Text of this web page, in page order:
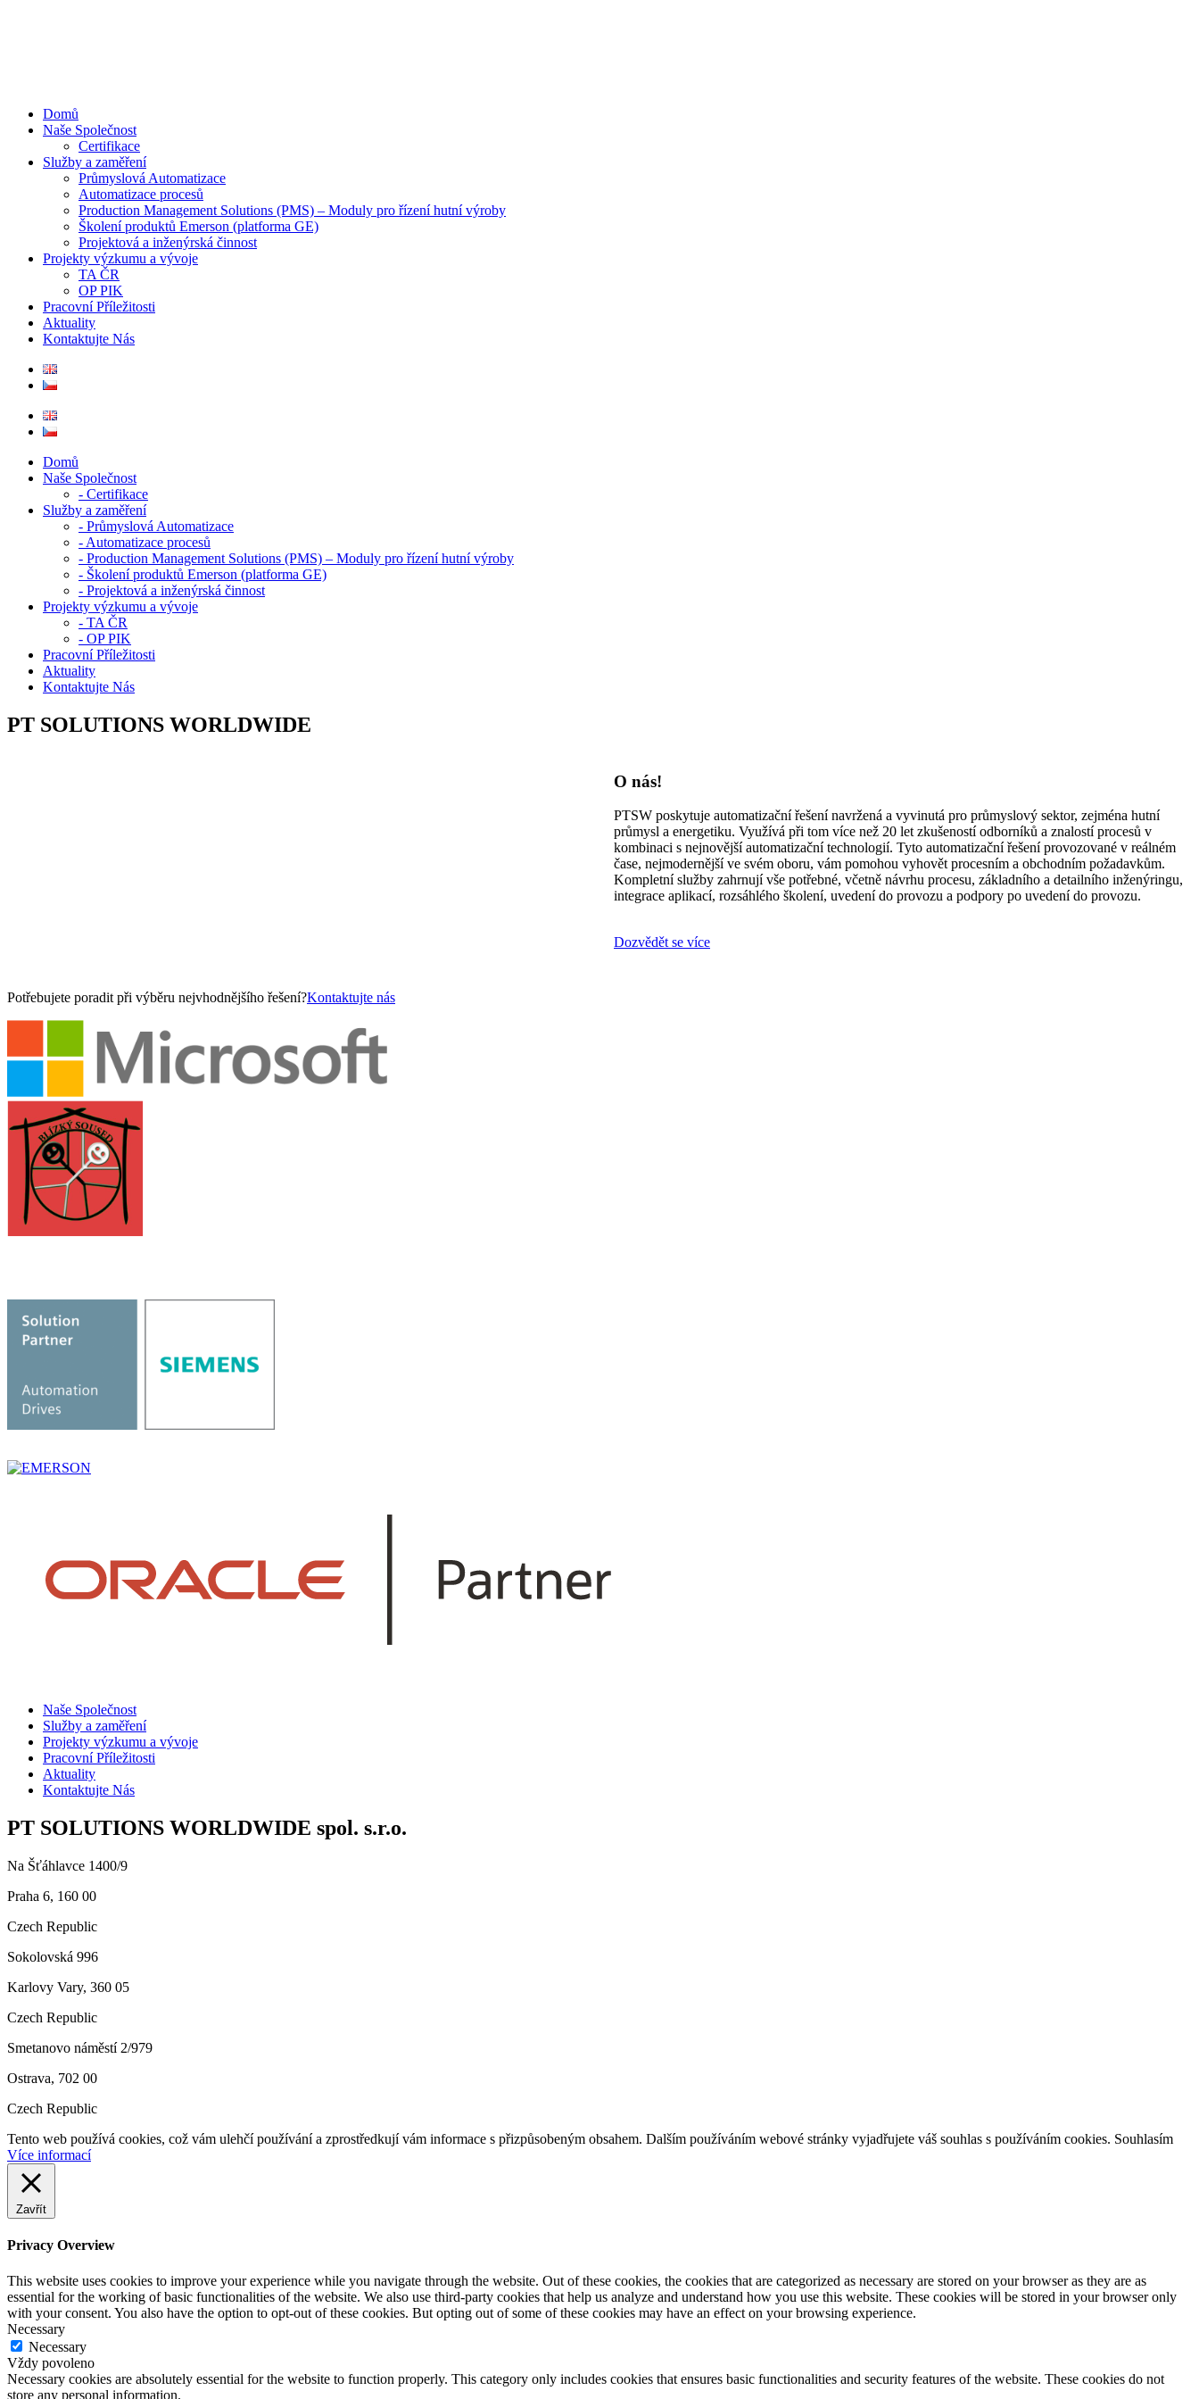
Domů
Naše Společnost
Certifikace
Služby a zaměření
Průmyslová Automatizace
Automatizace procesů
Production Management Solutions (PMS) – Moduly pro řízení hutní výroby
Školení produktů Emerson (platforma GE)
Projektová a inženýrská činnost
Projekty výzkumu a vývoje
TA ČR
OP PIK
Pracovní Příležitosti
Aktuality
Kontaktujte Nás
Domů
Naše Společnost
- Certifikace
Služby a zaměření
- Průmyslová Automatizace
- Automatizace procesů
- Production Management Solutions (PMS) – Moduly pro řízení hutní výroby
- Školení produktů Emerson (platforma GE)
- Projektová a inženýrská činnost
Projekty výzkumu a vývoje
- TA ČR
- OP PIK
Pracovní Příležitosti
Aktuality
Kontaktujte Nás
PT SOLUTIONS WORLDWIDE
O nás!
PTSW poskytuje automatizační řešení navržená a vyvinutá pro průmyslový sektor, zejména hutní
průmysl a energetiku. Využívá při tom více než 20 let zkušeností odborníků a znalostí procesů v
kombinaci s nejnovější automatizační technologií. Tyto automatizační řešení provozované v reálném
čase, nejmodernější ve svém oboru, vám pomohou vyhovět procesním a obchodním požadavkům.
Kompletní služby zahrnují vše potřebné, včetně návrhu procesu, základního a detailního inženýringu,
integrace aplikací, rozsáhlého školení, uvedení do provozu a podpory po uvedení do provozu.
Dozvědět se více
Potřebujete poradit při výběru nejvhodnějšího řešení?Kontaktujte nás
Naše Společnost
Služby a zaměření
Projekty výzkumu a vývoje
Pracovní Příležitosti
Aktuality
Kontaktujte Nás
PT SOLUTIONS WORLDWIDE spol. s.r.o.
Na Šťáhlavce 1400/9
Praha 6, 160 00
Czech Republic
Sokolovská 996
Karlovy Vary, 360 05
Czech Republic
Smetanovo náměstí 2/979
Ostrava, 702 00
Czech Republic
Tento web používá cookies, což vám ulehčí používání a zprostředkují vám informace s přizpůsobeným obsahem. Dalším používáním webové stránky vyjadřujete váš souhlas s používáním cookies. Souhlasím
Více informací
Zavřít
Privacy Overview
This website uses cookies to improve your experience while you navigate through the website. Out of these cookies, the cookies that are categorized as necessary are stored on your browser as they are as
essential for the working of basic functionalities of the website. We also use third-party cookies that help us analyze and understand how you use this website. These cookies will be stored in your browser only
with your consent. You also have the option to opt-out of these cookies. But opting out of some of these cookies may have an effect on your browsing experience.
Necessary
Necessary
Vždy povoleno
Necessary cookies are absolutely essential for the website to function properly. This category only includes cookies that ensures basic functionalities and security features of the website. These cookies do not
store any personal information.